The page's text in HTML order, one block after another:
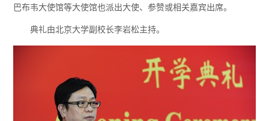
巴布韦大使馆等大使馆也派出大使、参赞或相关嘉宾出席。
典礼由北京大学副校长李岩松主持。